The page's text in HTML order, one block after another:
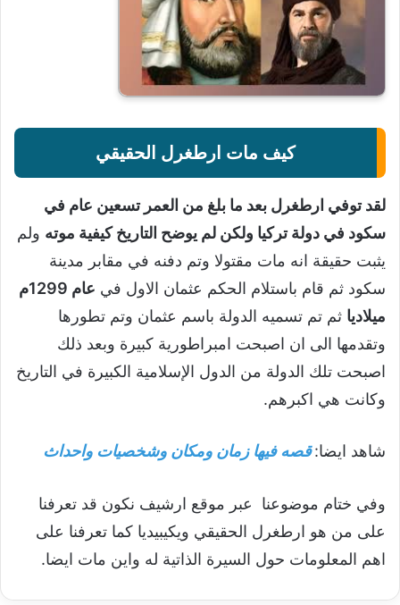
كيف مات ارطغرل الحقيقي
لقد توفي ارطغرل بعد ما بلغ من العمر تسعين عام في
سكود في دولة تركيا ولكن لم يوضح التاريخ كيفية موته ولم
يثبت حقيقة انه مات مقتولا وتم دفنه في مقابر مدينة
سكود ثم قام باستلام الحكم عثمان الاول في
عام 1299م
ميلاديا ثم تم تسميه الدولة باسم عثمان وتم تطورها
وتقدمها الى ان اصبحت امبراطورية كبيرة وبعد ذلك
اصبحت تلك الدولة من الدول الإسلامية الكبيرة في التاريخ
وكانت هي اكبرهم.
شاهد ايضا:قصه فيها زمان ومكان وشخصيات واحداث
وفي ختام موضوعنا عبر موقع ارشيف نكون قد تعرفنا
على من هو ارطغرل الحقيقي ويكيبيديا كما تعرفنا على
اهم المعلومات حول السيرة الذاتية له واين مات ايضا.